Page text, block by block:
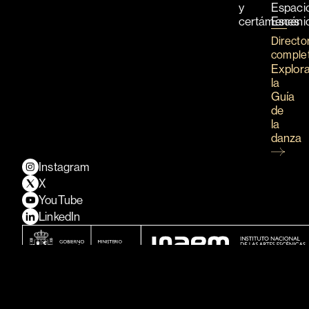
y
certámenes
la
Guía
de
la
danza
Instagram
X
YouTube
LinkedIn